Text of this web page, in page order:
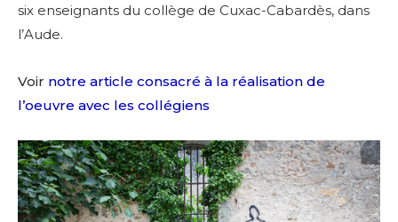
six enseignants du collège de Cuxac-Cabardès, dans
l’Aude.
Voir notre article consacré à la réalisation de
l’oeuvre avec les collégiens